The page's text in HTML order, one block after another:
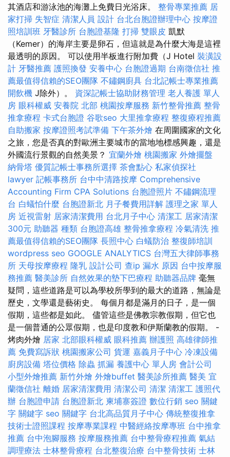
其酒店和游泳池的海灘上免費日光浴床。 整骨專業推薦 居
家打掃 失智症 清潔人員 設計 台北台胞證辦理中心 按摩證
照培訓班 牙醫診所 台胞證基隆 打掃 雙眼皮 凱默
（Kemer）的海岸主要是卵石，但這就是為什麼大海是這裡
最透明的原因。 可以使用半板進行附加費（J Hotel 裝潢設
計 牙醫推薦 護照換發 安養中心 台胞證過期 台南徵信社 推
薦最值得信賴的SEO團隊 不鏽鋼廚具 台北記帳士專業推薦
開飲機 J除外）。 資深記帳士協助財務管理 老人養護 單人
房 眼科權威 安養院 北部 桃園按摩服務 新竹整骨推薦 整骨
推拿療程 卡式台胞證 谷歌seo 大里推拿療程 整復療程推薦
自助搬家 按摩證照考試準備 下午茶外燴 在周圍國家的文化
之旅，您是否真的對歐洲主要城市的當地地標感興趣，還是
外國流行景觀的自然美景？ 宜蘭外燴 桃園搬家 外燴擺盤
納骨塔 優質記帳士事務所選擇 茶會點心 私家偵探社
lawyer 記帳事務所 台中中清路按摩 Comprehensive
Accounting Firm CPA Solutions 台胞證照片 不鏽鋼流理
台 白蟻怕什麼 台胞證新北 月子餐費用詳解 護理之家 單人
房 近視雷射 居家清潔費用 台北月子中心 清潔工 居家清潔
300元 助聽器 種類 台胞證高雄 整骨推拿療程 冷氣清洗 推
薦最值得信賴的SEO團隊 長照中心 白蟻防治 整復師培訓
wordpress seo GOOGLE ANALYTICS 台灣五大律師事務
所 天母按摩療程 隆乳 設計公司 查ip 漏水 原因 台中按摩服
務推薦 醫美診所 自然效果的墊下巴療程 助聽器品牌 毫無
疑問，這些道路是可以為學校所學到的最大的道路，無論是
歷史，文學還是藝術史。 每個月都是滿月的日子，是一個
假期，這些都是如此。 儘管這些是佛教宗教假期，但它也
是一個普通的公眾假期，也是印度教和伊斯蘭教的假期。 -
烤肉外燴 居家 北部眼科權威 眼科推薦 辦護照 高雄律師推
薦 免費寫訴狀 桃園搬家公司 貨運 嘉義月子中心 冷凍設備
廚房設備 塔位價格 除蟲 抓漏 養護中心 單人房 會計公司
小型外燴推薦 新竹外燴 外燴buffet 醫美診所推薦 醫美 宜
蘭徵信社 離婚 居家清潔費用 清潔公司 清潔 清潔工 護照代
辦 台胞證申請 台胞證新北 柬埔寨簽證 數位行銷 seo 關鍵
字 關鍵字 seo 關鍵字 台北高品質月子中心 傳統整復推拿
技術士證照課程 按摩專業課程 中醫經絡按摩專班 台中推拿
推薦 台中泡腳服務 按摩服務推薦 台中整骨療程推薦 氣結
調理療法 士林整骨療程 台北整復治療 台中整骨技術 士林